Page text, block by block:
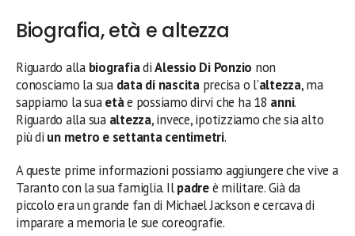
Biografia, età e altezza
Riguardo allabiografiadiAlessio Di Ponzio non
conosciamo la sua data di nascita precisa o l’altezza, ma
sappiamo la suaetàe possiamo dirvi che ha 18 anni.
Riguardo alla sua altezza, invece, ipotizziamo che sia alto
più di un metro e settanta centimetri.
A queste prime informazioni possiamo aggiungere che vive a
Taranto con la sua famiglia. Ilpadreè militare. Già da
piccolo era un grande fan di Michael Jackson e cercava di
imparare a memoria le sue coreografie.